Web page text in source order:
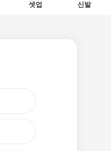
셋업 신발